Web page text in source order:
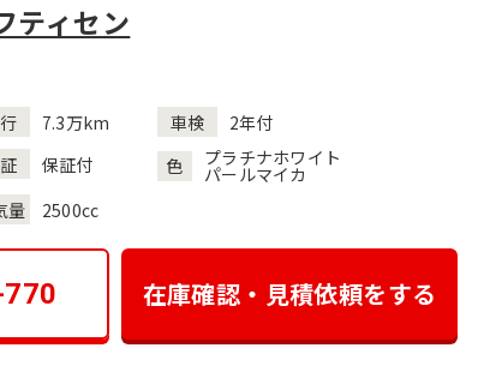
ィセン
7.3万km 車検
2年付
保証付 色 プラチナホワイト
パールマイカ
量 2500cc
在庫確認・見積依頼をする